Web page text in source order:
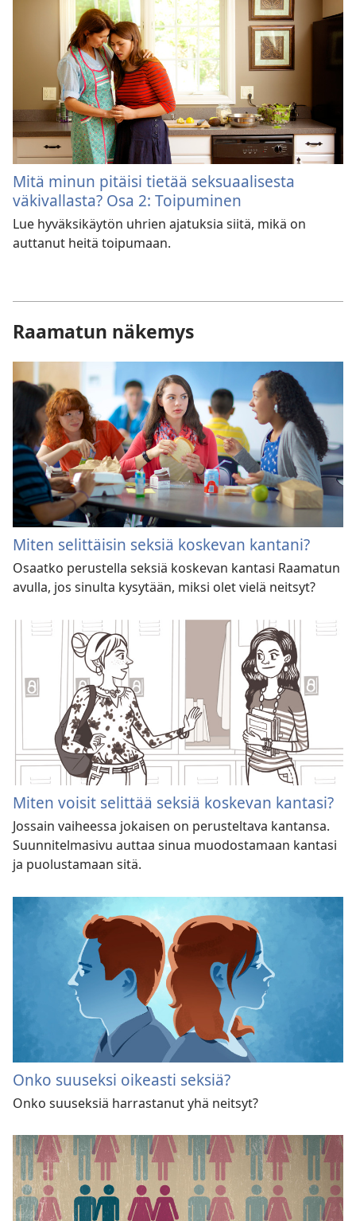
Mitä minun pitäisi tietää seksuaalisesta
väkivallasta? Osa 2: Toipuminen
Lue hyväksikäytön uhrien ajatuksia siitä, mikä on
auttanut heitä toipumaan.
Raamatun näkemys
Miten selittäisin seksiä koskevan kantani?
Osaatko perustella seksiä koskevan kantasi Raamatun
avulla, jos sinulta kysytään, miksi olet vielä neitsyt?
Miten voisit selittää seksiä koskevan kantasi?
Jossain vaiheessa jokaisen on perusteltava kantansa.
Suunnitelmasivu auttaa sinua muodostamaan kantasi
ja puolustamaan sitä.
Onko suuseksi oikeasti seksiä?
Onko suuseksiä harrastanut yhä neitsyt?